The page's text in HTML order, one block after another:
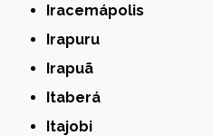
Iracemápolis
Irapuru
Irapuã
Itaberá
Itajobi